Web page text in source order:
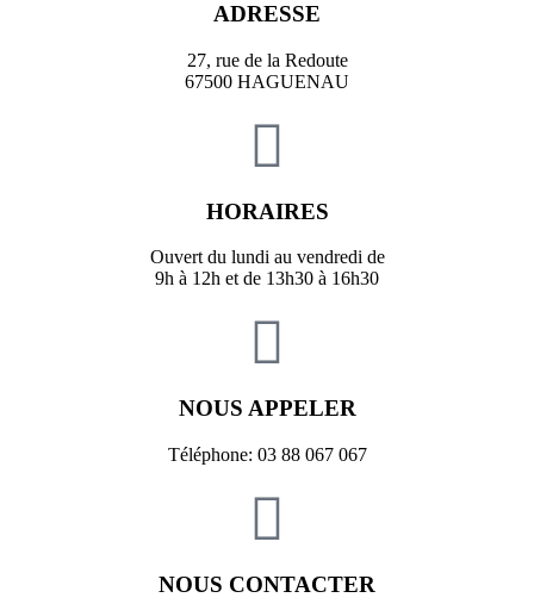
ADRESSE
27, rue de la Redoute
67500 HAGUENAU
HORAIRES
Ouvert du lundi au vendredi de
9h à 12h et de 13h30 à 16h30
NOUS APPELER
Téléphone: 03 88 067 067
NOUS CONTACTER